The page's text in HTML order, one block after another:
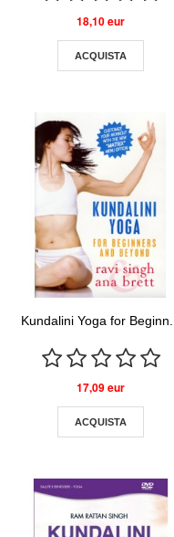
18,10 eur
ACQUISTA
Kundalini Yoga for Beginn...
17,09 eur
ACQUISTA